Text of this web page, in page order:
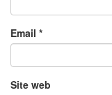
Email *
Site web